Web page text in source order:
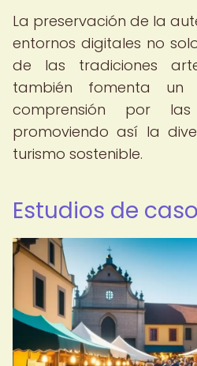
La preservación de la
entornos digitales no
de las tradiciones
también fomenta
comprensión por
promoviendo así la
turismo sostenible.
Estudios de caso